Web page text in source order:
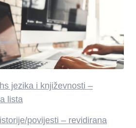
jezika i književnosti –
lista
povijesti – revidirana